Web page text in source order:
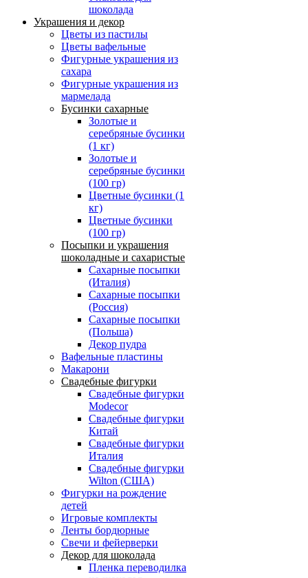
шоколада
Украшения и декор
Цветы из пастилы
Цветы вафельные
Фигурные украшения из
сахара
Фигурные украшения из
мармелада
Бусинки сахарные
Золотые и
серебряные бусинки
(1 кг)
Золотые и
серебряные бусинки
(100 гр)
Цветные бусинки (1
кг)
Цветные бусинки
(100 гр)
Посыпки и украшения
шоколадные и сахаристые
Сахарные посыпки
(Италия)
Сахарные посыпки
(Россия)
Сахарные посыпки
(Польша)
Декор пудра
Вафельные пластины
Макарони
Свадебные фигурки
Свадебные фигурки
Modecor
Свадебные фигурки
Китай
Свадебные фигурки
Италия
Свадебные фигурки
Wilton (США)
Фигурки на рождение
детей
Игровые комплекты
Ленты бордюрные
Свечи и фейерверки
Декор для шоколада
Пленка переводилка